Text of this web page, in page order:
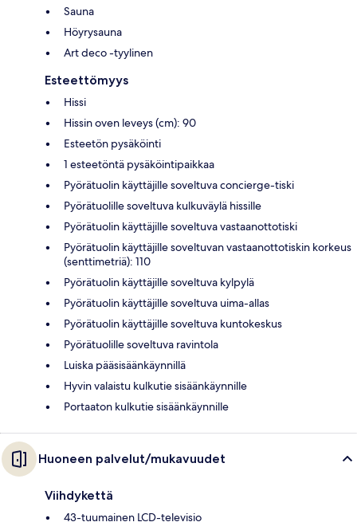
Sauna
Höyrysauna
Art deco -tyylinen
Esteettömyys
Hissi
Hissin oven leveys (cm): 90
Esteetön pysäköinti
1 esteetöntä pysäköintipaikkaa
Pyörätuolin käyttäjille soveltuva concierge-tiski
Pyörätuolille soveltuva kulkuväylä hissille
Pyörätuolin käyttäjille soveltuva vastaanottotiski
Pyörätuolin käyttäjille soveltuvan vastaanottotiskin korkeus
(senttimetriä): 110
Pyörätuolin käyttäjille soveltuva kylpylä
Pyörätuolin käyttäjille soveltuva uima-allas
Pyörätuolin käyttäjille soveltuva kuntokeskus
Pyörätuolille soveltuva ravintola
Luiska pääsisäänkäynnillä
Hyvin valaistu kulkutie sisäänkäynnille
Portaaton kulkutie sisäänkäynnille
Huoneen palvelut/mukavuudet
Viihdykettä
43-tuumainen LCD-televisio